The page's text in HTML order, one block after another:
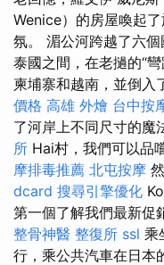
Wenice）的房屋喚起
氛。 湄公河跨越了六
泰國之間，在老撾的“
柬埔寨和越南，並倒入
價格 高雄 外燴 台中按
了河岸上不同尺寸的魔
所 Hai村，我們可以品
摩排毒推薦 北屯按摩
dcard 搜尋引擎優化
第一個了解我們最新促
整骨神醫 整復所 ssl 乘
行，乘公共汽車在日本